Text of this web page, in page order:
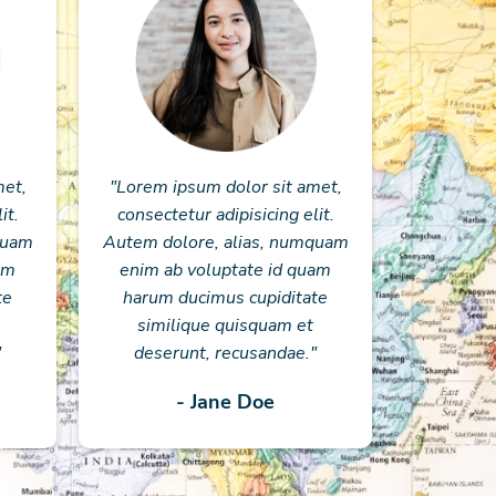
"Lorem ipsum dolor sit amet,
consectetur adipisicing elit.
Autem dolore, alias, numquam
enim ab voluptate id quam
harum ducimus cupiditate
similique quisquam et
deserunt, recusandae."
- Jane Doe